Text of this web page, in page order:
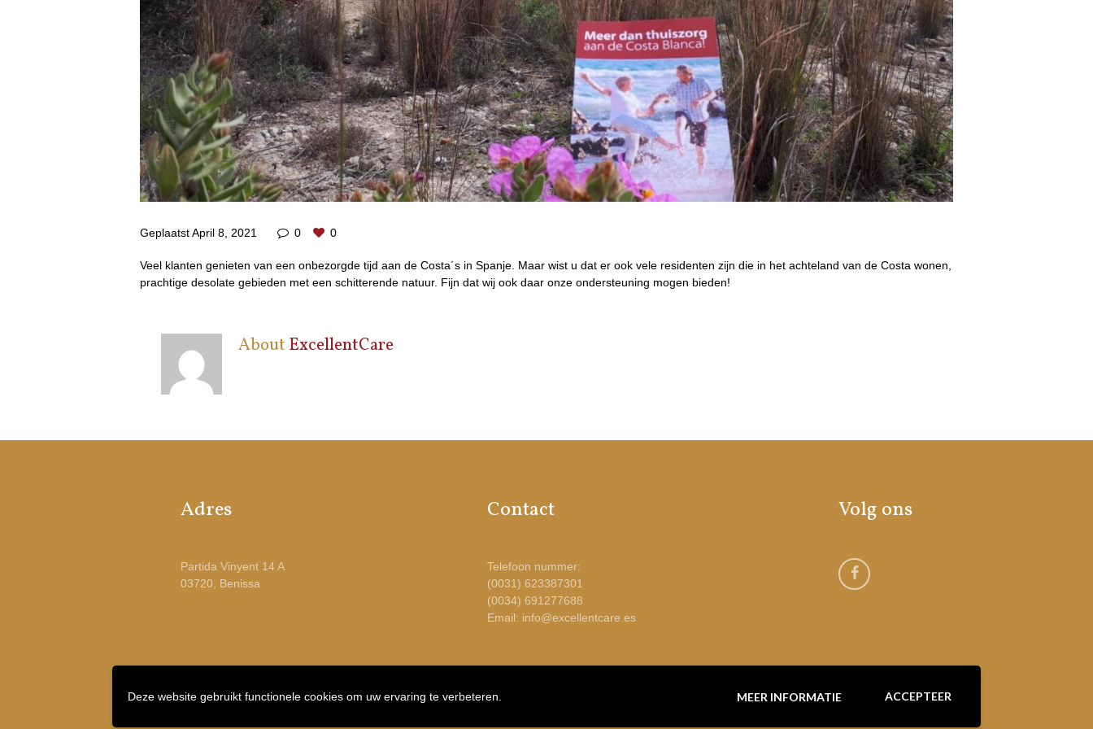
Deze website gebruikt functionele cookies om uw ervaring te verbeteren. MEER INFORMATIE ACCEPTEER
GeplaatstApril 8, 2021 0 0
Veel klanten genieten van een onbezorgde tijd aan de Costa´s in Spanje. Maar wist u dat er ook vele residenten zijn die in het achteland van de Costa wonen,
prachtige desolate gebieden met een schitterende natuur. Fijn dat wij ook daar onze ondersteuning mogen bieden!
About ExcellentCare
Adres
Partida Vinyent 14 A
03720, Benissa
Contact
Telefoon nummer:
(0031) 623387301
(0034) 691277688
Email: info@excellentcare.es
Volg ons
© 2018 Excellent Care Spanje | Webdesign by Bottle Post Media